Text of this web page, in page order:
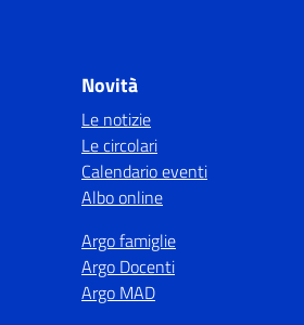
Novità
Le notizie
Le circolari
Calendario eventi
Albo online
Argo famiglie
Argo Docenti
Argo MAD